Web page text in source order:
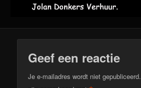
Geef een reactie
Je e-mailadres wordt niet gepubliceerd.